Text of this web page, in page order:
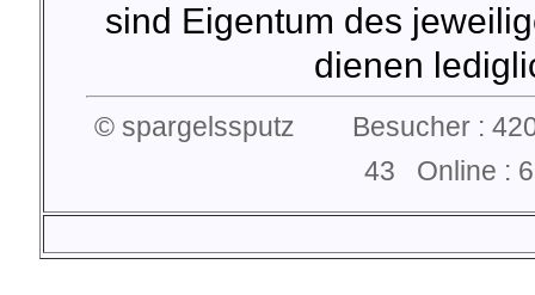
sind Eigentum des
dienen
© spargelssputz Besucher :
43 Online